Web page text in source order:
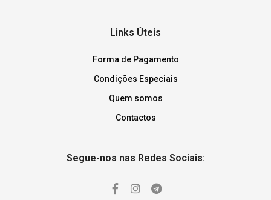
Links Úteis
Forma de Pagamento
Condições Especiais
Quem somos
Contactos
Segue-nos nas Redes Sociais: